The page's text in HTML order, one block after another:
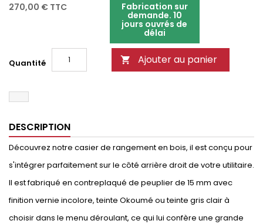
270,00 € TTC Fabrication sur
demande. 10
jours ouvrés de
délai
Quantité  Ajouter au panier
DESCRIPTION
Découvrez notre casier de rangement en bois, il est conçu pour
s'intégrer parfaitement sur le côté arrière droit de votre utilitaire.
Il est fabriqué en contreplaqué de peuplier de 15 mm avec
finition vernie incolore, teinte Okoumé ou teinte gris clair à
choisir dans le menu déroulant, ce qui lui confère une grande